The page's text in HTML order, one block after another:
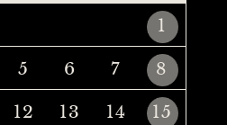
1
5 6 7
8
12 13 14
15